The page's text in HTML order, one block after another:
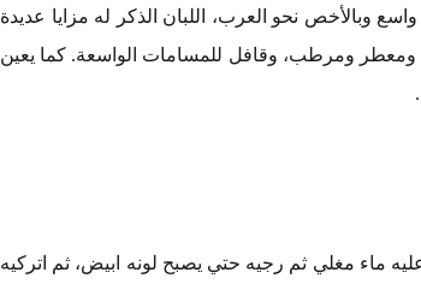
وبالأخص نحو العرب، اللبان الذكر له مزايا عديدة
ومرطب، وقافل للمسامات الواسعة. كما يعين
ماء مغلي ثم رجيه حتي يصبح لونه ابيض، ثم اتركيه